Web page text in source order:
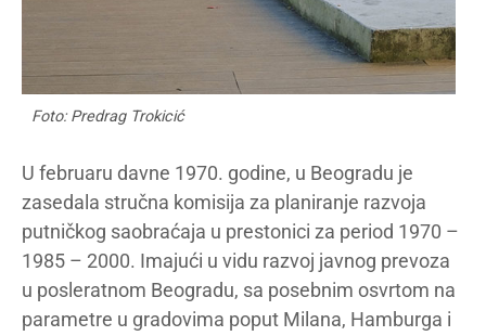
Foto: Predrag Trokicić
U februaru davne 1970. godine, u Beogradu je
zasedala stručna komisija za planiranje razvoja
putničkog saobraćaja u prestonici za period 1970 –
1985 – 2000. Imajući u vidu razvoj javnog prevoza
u posleratnom Beogradu, sa posebnim osvrtom na
parametre u gradovima poput Milana, Hamburga i